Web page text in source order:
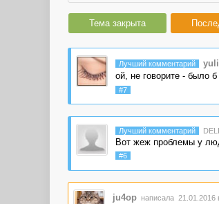
Тема закрыта
Лучший комментарий
ой, не говорите - было
#7
Лучший комментарий
Вот жеж проблемы у
#6
ju4op написала 21.01.2016